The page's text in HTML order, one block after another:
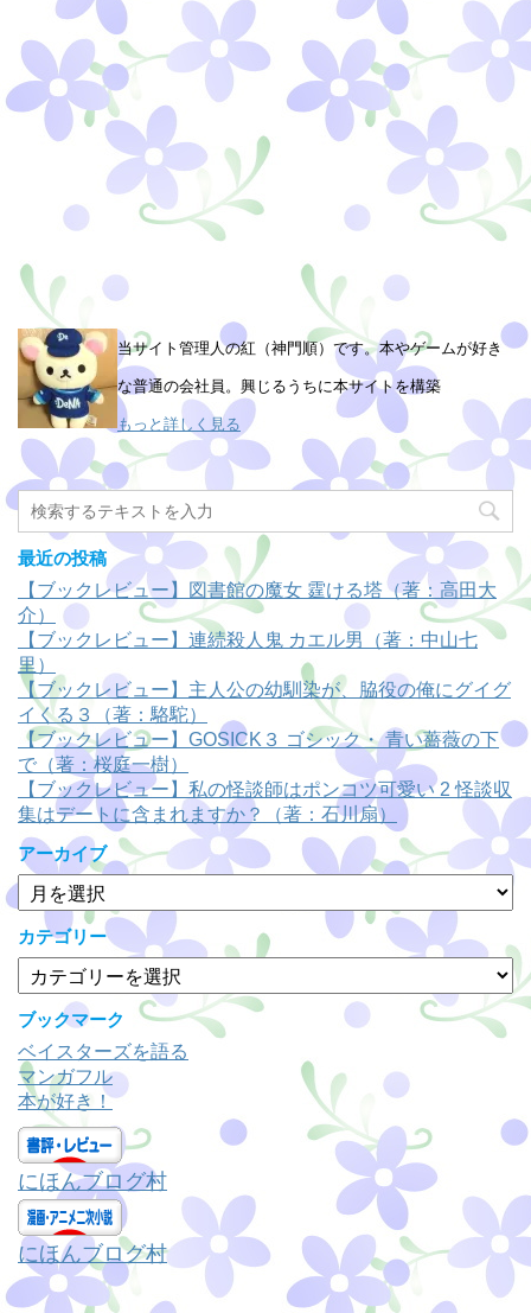
当サイト管理人の紅（神門順）です。本やゲームが好き
な普通の会社員。興じるうちに本サイトを構築
もっと詳しく見る
最近の投稿
【ブックレビュー】図書館の魔女 霆ける塔（著：高田大
介）
【ブックレビュー】連続殺人鬼 カエル男（著：中山七
里）
【ブックレビュー】主人公の幼馴染が、脇役の俺にグイグ
イくる３（著：駱駝）
【ブックレビュー】GOSICK３ ゴシック・ 青い薔薇の下
で（著：桜庭一樹）
【ブックレビュー】私の怪談師はポンコツ可愛い 2 怪談収
集はデートに含まれますか？（著：石川扇）
アーカイブ
ア
ー
カ
イ
ブ
カテゴリー
テ
ゴ
リ
ー
ブックマーク
ベイスターズを語る
マンガフル
本が好き！
にほんブログ村
にほんブログ村